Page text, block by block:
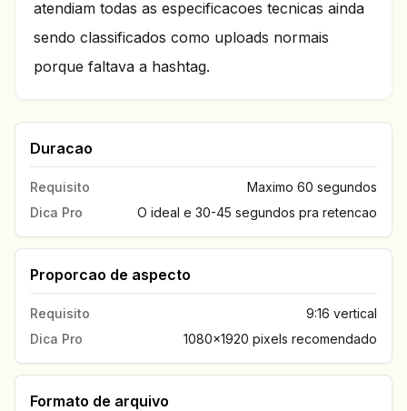
atendiam todas as especificacoes tecnicas ainda
sendo classificados como uploads normais
porque faltava a hashtag.
Duracao
Requisito
Maximo 60 segundos
Dica Pro
O ideal e 30-45 segundos pra retencao
Proporcao de aspecto
Requisito
9:16 vertical
Dica Pro
1080x1920 pixels recomendado
Formato de arquivo